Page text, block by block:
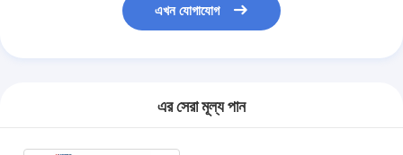
এখন যোগাযোগ
এর সেরা মূল্য পান